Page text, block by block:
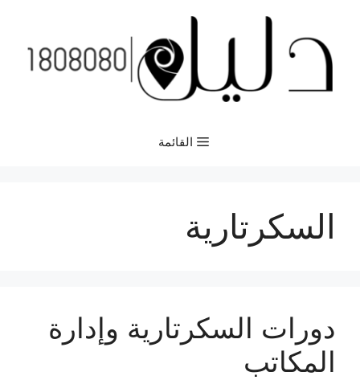
المحتوى
القائمة
السكرتارية
دورات السكرتارية وإدارة
المكاتب